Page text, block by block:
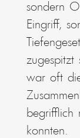
sondern
Eingriff,
zugespitzt
war oft
begrifflich
konnten.